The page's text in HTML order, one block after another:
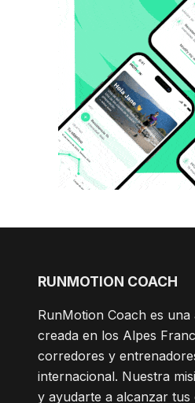
RUNMOTION COACH
RunMotion Coach es
creada en los Alpes
corredores y
internacional. Nuestra
y ayudarte a alcanzar tus